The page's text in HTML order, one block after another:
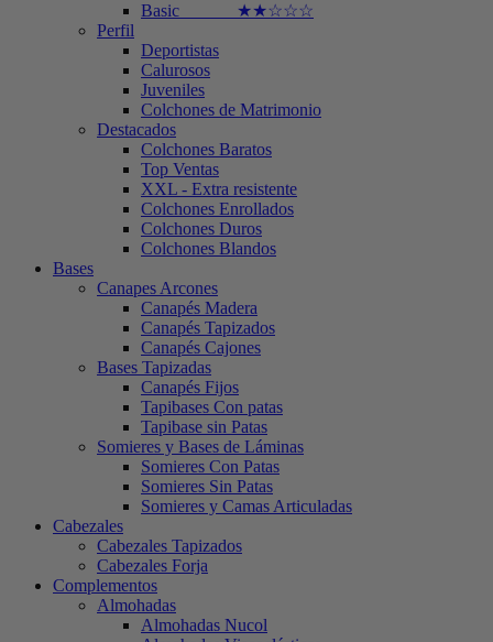
Basic ★★☆☆☆
Perfil
Deportistas
Calurosos
Juveniles
Colchones de Matrimonio
Destacados
Colchones Baratos
Top Ventas
XXL - Extra resistente
Colchones Enrollados
Colchones Duros
Colchones Blandos
Bases
Canapes Arcones
Canapés Madera
Canapés Tapizados
Canapés Cajones
Bases Tapizadas
Canapés Fijos
Tapibases Con patas
Tapibase sin Patas
Somieres y Bases de Láminas
Somieres Con Patas
Somieres Sin Patas
Somieres y Camas Articuladas
Cabezales
Cabezales Tapizados
Cabezales Forja
Complementos
Almohadas
Almohadas Nucol